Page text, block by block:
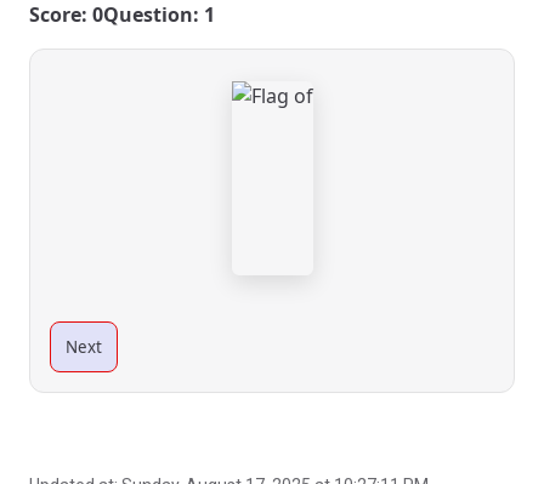
Score: 0Question: 1
Next